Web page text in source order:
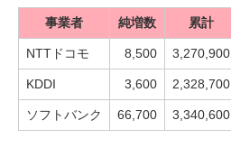
事業者 純増数 累計
NTTドコモ 8,500 3,270,900
KDDI 3,600 2,328,700
ソフトバンク 66,700 3,340,600